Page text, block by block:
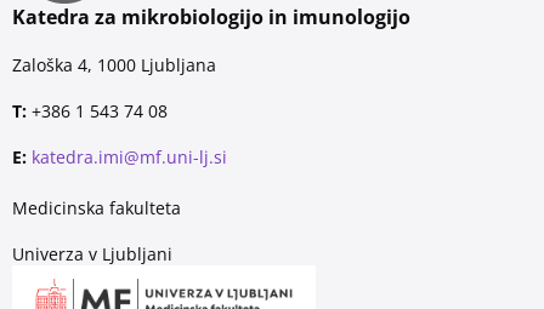
Katedra za mikrobiologijo in imunologijo
Zaloška 4, 1000 Ljubljana
T: +386 1 543 74 08
E: katedra.imi@mf.uni-lj.si
Medicinska fakulteta
Univerza v Ljubljani